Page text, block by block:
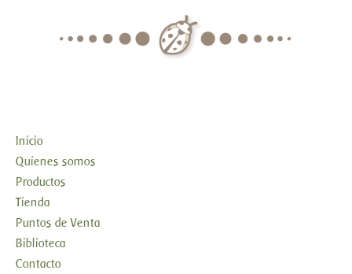
Inicio
Quienes somos
Productos
Tienda
Puntos de Venta
Biblioteca
Contacto